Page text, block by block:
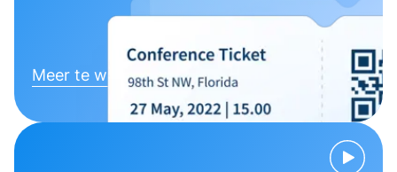
Meer te weten komen